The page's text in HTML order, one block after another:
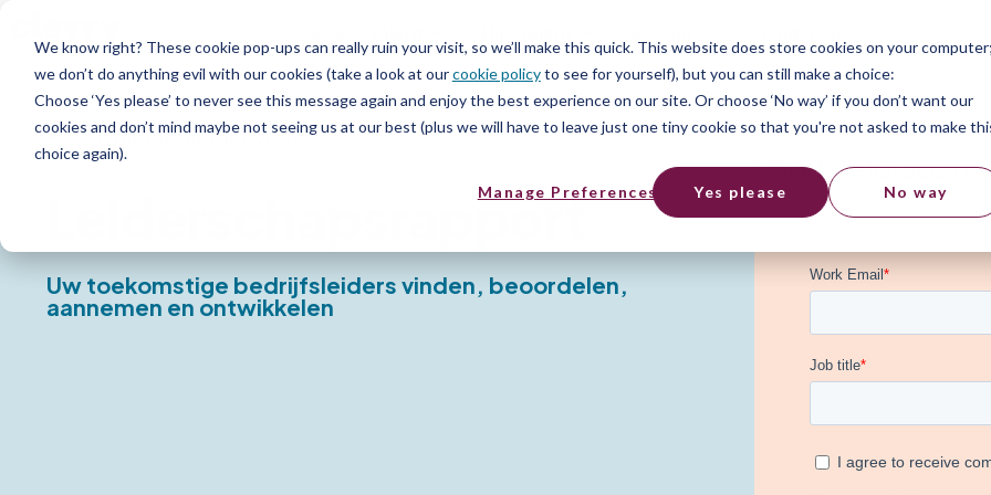
We know right? These cookie pop-ups can really ruin your visit, so we’ll make this quick. This website does store cookies on your computer;
we don’t do anything evil with our cookies (take a look at ourcookie policyto see for yourself), but you can still make a choice:
Choose ‘Yes please’ to never see this message again and enjoy the best experience on our site. Or choose ‘No way’ if you don’t want our
cookies and don’t mind maybe not seeing us at our best (plus we will have to leave just one tiny cookie so that you're not asked to make
choice again).
Manage Preferences Yes please No way
Psychometrische rapporten
Leiderschapsrapport
Uw toekomstige bedrijfsleiders vinden, beoordelen,
aannemen en ontwikkelen